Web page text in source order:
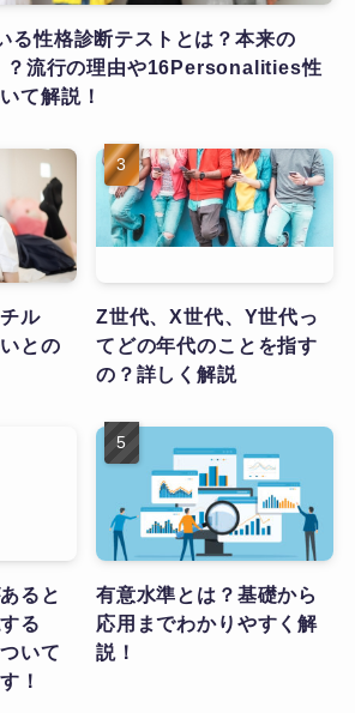
る性格診断テストとは？本来の
？流行の理由や16Personalities性
て解説！
ル
との
Z世代、X世代、Y世代っ
てどの年代のことを指す
の？詳しく解説
ると
る
いて
！
有意水準とは？基礎から
応用までわかりやすく解
説！